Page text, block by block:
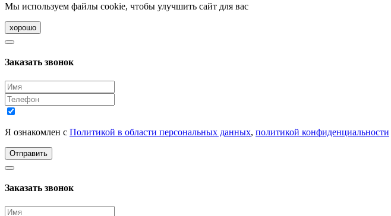
Мы используем файлы cookie, чтобы улучшить сайт для вас
хорошо
Заказать звонок
Я ознакомлен с Политикой в области персональных данных, политикой конфиденциальности
Отправить
Заказать звонок